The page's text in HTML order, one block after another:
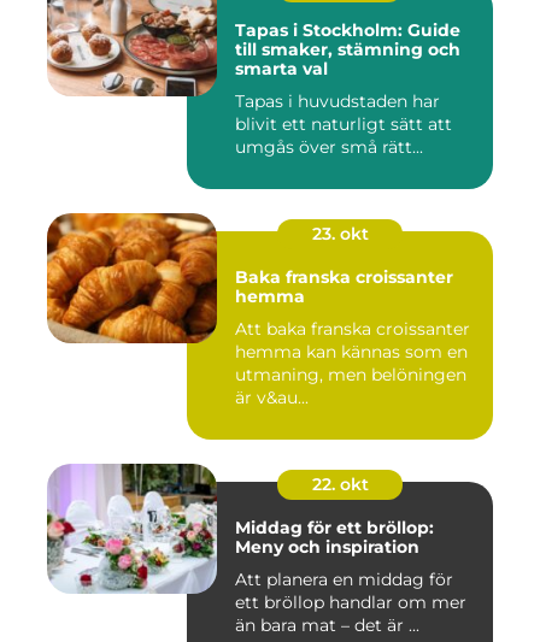
Tapas i Stockholm: Guide
till smaker, stämning och
smarta val
Tapas i huvudstaden har
blivit ett naturligt sätt att
umgås över små rätt...
23. okt
Baka franska croissanter
hemma
Att baka franska croissanter
hemma kan kännas som en
utmaning, men belöningen
är v&au...
22. okt
Middag för ett bröllop:
Meny och inspiration
Att planera en middag för
ett bröllop handlar om mer
än bara mat – det är ...